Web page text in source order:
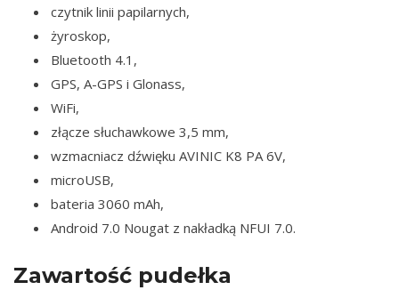
czytnik linii papilarnych,
żyroskop,
Bluetooth 4.1,
GPS, A-GPS i Glonass,
WiFi,
złącze słuchawkowe 3,5 mm,
wzmacniacz dźwięku AVINIC K8 PA 6V,
microUSB,
bateria 3060 mAh,
Android 7.0 Nougat z nakładką NFUI 7.0.
Zawartość pudełka